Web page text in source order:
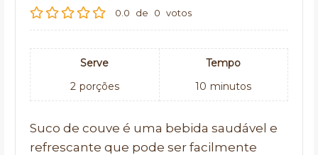
0.0 de 0 votos
Serve
2 porções
Tempo
10 minutos
Suco de couve é uma bebida saudável e
refrescante que pode ser facilmente